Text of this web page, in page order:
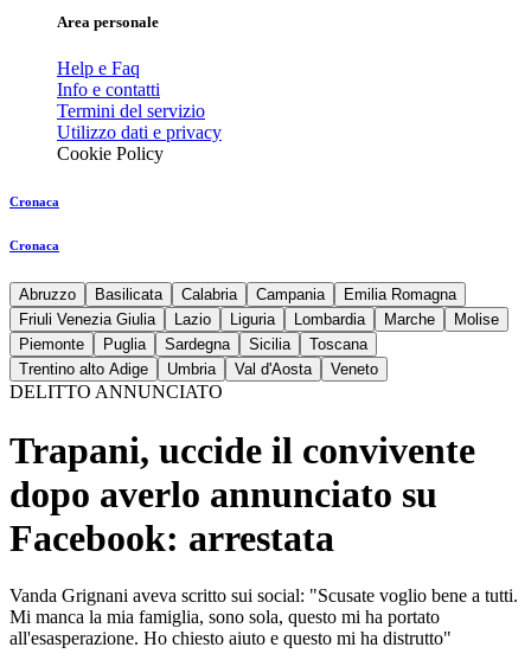
Area personale
Help e Faq
Info e contatti
Termini del servizio
Utilizzo dati e privacy
Cookie Policy
Cronaca
Cronaca
Abruzzo Basilicata Calabria Campania
Emilia Romagna
Friuli Venezia Giulia
Lazio Liguria Lombardia Marche
Molise
Piemonte
Puglia Sardegna Sicilia
Toscana
Trentino alto Adige
Umbria Val d'Aosta Veneto
DELITTO ANNUNCIATO
Trapani, uccide il convivente
dopo averlo annunciato su
Facebook: arrestata
Vanda Grignani aveva scritto sui social: "Scusate voglio bene a tutti.
Mi manca la mia famiglia, sono sola, questo mi ha portato
all'esasperazione. Ho chiesto aiuto e questo mi ha distrutto"